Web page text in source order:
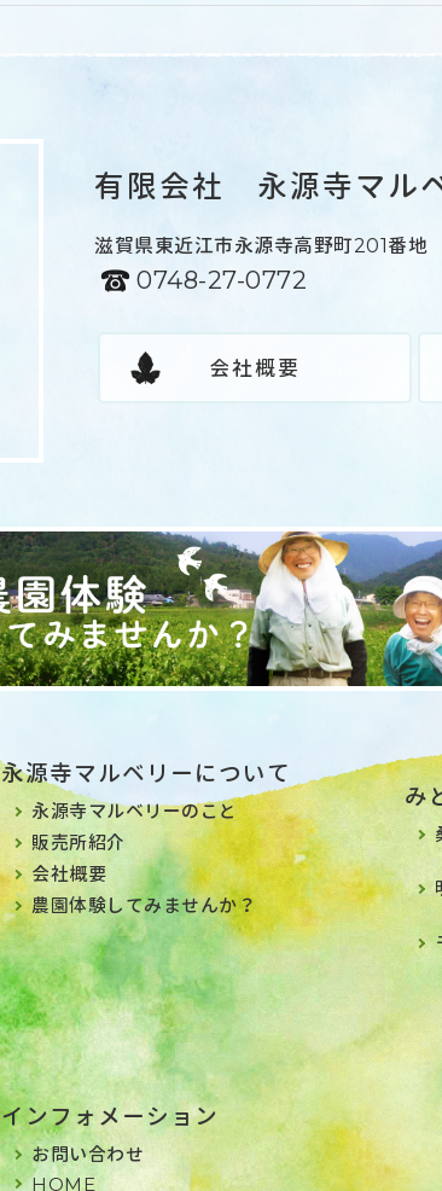
有限会社 永源寺マル
滋賀県東近江市永源寺高野町201番地
0748-27-0772
会社概要
永源寺マルベリーについて
永源寺マルベリーのこと
販売所紹介
会社概要
農園体験してみませんか？
み
インフォメーション
お問い合わせ
HOME